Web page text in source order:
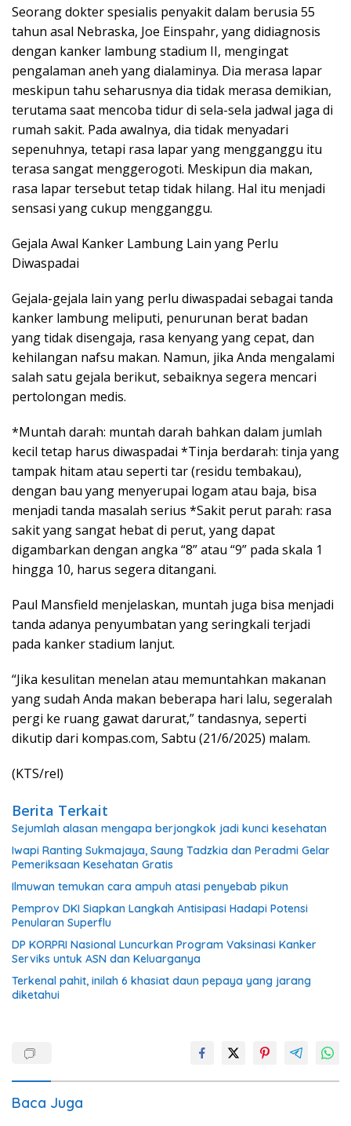
Seorang dokter spesialis penyakit dalam berusia 55
tahun asal Nebraska, Joe Einspahr, yang didiagnosis
dengan kanker lambung stadium II, mengingat
pengalaman aneh yang dialaminya. Dia merasa lapar
meskipun tahu seharusnya dia tidak merasa demikian,
terutama saat mencoba tidur di sela-sela jadwal jaga di
rumah sakit. Pada awalnya, dia tidak menyadari
sepenuhnya, tetapi rasa lapar yang mengganggu itu
terasa sangat menggerogoti. Meskipun dia makan,
rasa lapar tersebut tetap tidak hilang. Hal itu menjadi
sensasi yang cukup mengganggu.
Gejala Awal Kanker Lambung Lain yang Perlu
Diwaspadai
Gejala-gejala lain yang perlu diwaspadai sebagai tanda
kanker lambung meliputi, penurunan berat badan
yang tidak disengaja, rasa kenyang yang cepat, dan
kehilangan nafsu makan. Namun, jika Anda mengalami
salah satu gejala berikut, sebaiknya segera mencari
pertolongan medis.
*Muntah darah: muntah darah bahkan dalam jumlah
kecil tetap harus diwaspadai *Tinja berdarah: tinja yang
tampak hitam atau seperti tar (residu tembakau),
dengan bau yang menyerupai logam atau baja, bisa
menjadi tanda masalah serius *Sakit perut parah: rasa
sakit yang sangat hebat di perut, yang dapat
digambarkan dengan angka “8” atau “9” pada skala 1
hingga 10, harus segera ditangani.
Paul Mansfield menjelaskan, muntah juga bisa menjadi
tanda adanya penyumbatan yang seringkali terjadi
pada kanker stadium lanjut.
“Jika kesulitan menelan atau memuntahkan makanan
yang sudah Anda makan beberapa hari lalu, segeralah
pergi ke ruang gawat darurat,” tandasnya, seperti
dikutip dari kompas.com, Sabtu (21/6/2025) malam.
(KTS/rel)
Berita Terkait
Sejumlah alasan mengapa berjongkok jadi kunci kesehatan
Iwapi Ranting Sukmajaya, Saung Tadzkia dan Peradmi Gelar
Pemeriksaan Kesehatan Gratis
Ilmuwan temukan cara ampuh atasi penyebab pikun
Pemprov DKI Siapkan Langkah Antisipasi Hadapi Potensi
Penularan Superflu
DP KORPRI Nasional Luncurkan Program Vaksinasi Kanker
Serviks untuk ASN dan Keluarganya
Terkenal pahit, inilah 6 khasiat daun pepaya yang jarang
diketahui
Baca Juga